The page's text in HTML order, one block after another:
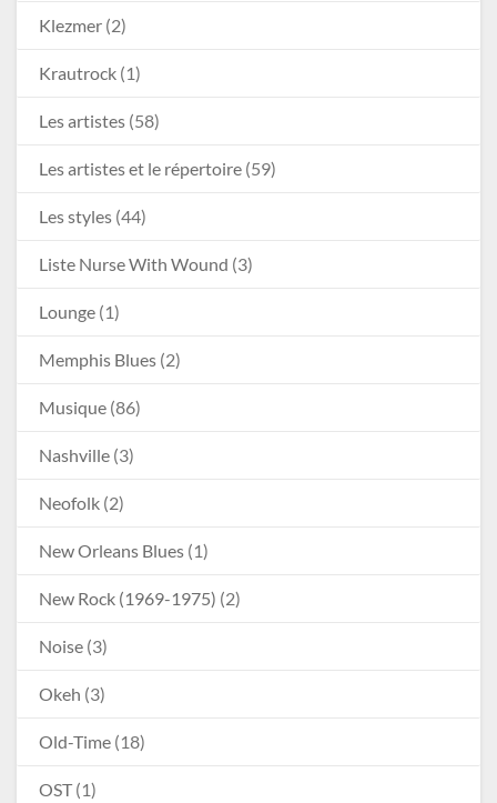
Klezmer (2)
Krautrock (1)
Les artistes (58)
Les artistes et le répertoire (59)
Les styles (44)
Liste Nurse With Wound (3)
Lounge (1)
Memphis Blues (2)
Musique (86)
Nashville (3)
Neofolk (2)
New Orleans Blues (1)
New Rock (1969-1975) (2)
Noise (3)
Okeh (3)
Old-Time (18)
OST(1)